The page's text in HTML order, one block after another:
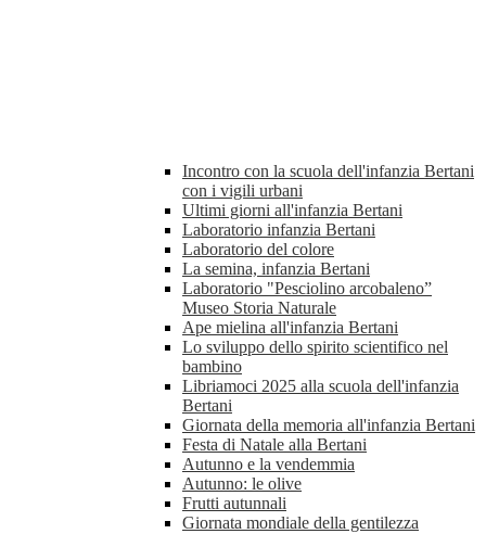
Incontro con la scuola dell'infanzia Bertani
con i vigili urbani
Ultimi giorni all'infanzia Bertani
Laboratorio infanzia Bertani
Laboratorio del colore
La semina, infanzia Bertani
Laboratorio "Pesciolino arcobaleno”
Museo Storia Naturale
Ape mielina all'infanzia Bertani
Lo sviluppo dello spirito scientifico nel
bambino
Libriamoci 2025 alla scuola dell'infanzia
Bertani
Giornata della memoria all'infanzia Bertani
Festa di Natale alla Bertani
Autunno e la vendemmia
Autunno: le olive
Frutti autunnali
Giornata mondiale della gentilezza